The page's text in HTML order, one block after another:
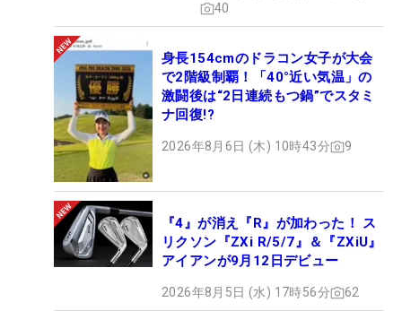
40
身長154cmのドラコン女子が大会
で2階級制覇！「40°近い気温」の
激闘後は“2日連続もつ鍋”でスタミ
ナ回復!?
2026年8月6日 (木) 10時43分 9
『4』が消え『R』が加わった！ ス
リクソン『ZXi R/5/7』＆『ZXiU』
アイアンが9月12日デビュー
2026年8月5日 (水) 17時56分 62